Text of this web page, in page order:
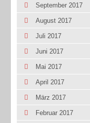
September 2017
August 2017
Juli 2017
Juni 2017
Mai 2017
April 2017
März 2017
Februar 2017